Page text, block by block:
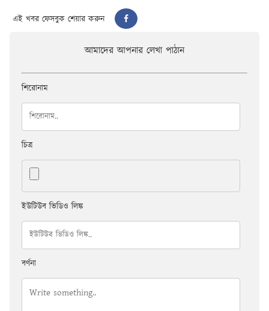
এই খবর ফেসবুক শেয়ার করুন
আমাদের আপনার লেখা পাঠান
শিরোনাম
চিত্র
ইউটিউব ভিডিও লিঙ্ক
বর্ণনা